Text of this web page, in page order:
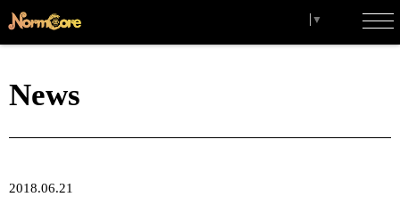
▼
News
2018.06.21